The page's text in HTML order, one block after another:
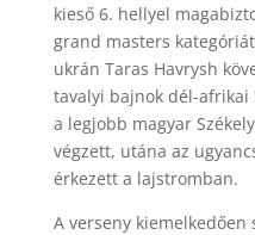
kieső 6. hellyel
grand masters
ukrán Taras Havrysh
tavalyi bajnok dél-
a legjobb magyar
végzett, utána az
érkezett a lajstromban.
A verseny